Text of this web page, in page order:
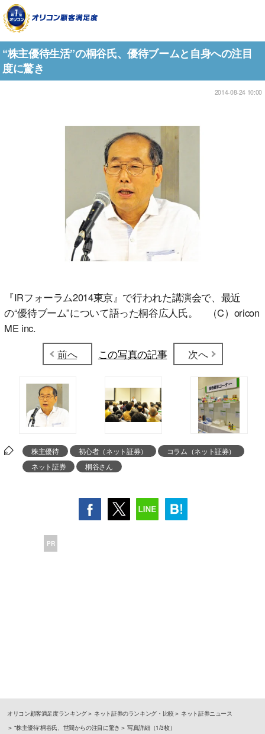
“株主優待生活”の桐谷氏、優待ブームと自身への注目
度に驚き
2014-08-24 10:00
『IRフォーラム2014東京』で行われた講演会で、最近
の“優待ブーム”について語った桐谷広人氏。 （C）oricon
ME inc.
前へ
この写真の記事 次へ
株主優待 初心者（ネット証券）
コラム（ネット証券）
ネット証券
桐谷さん
PR
オリコン顧客満足度ランキング ネット証券のランキング・比較
ネット証券ニュース
“株主優待”桐谷氏、世間からの注目に驚き
写真詳細（1/3枚）